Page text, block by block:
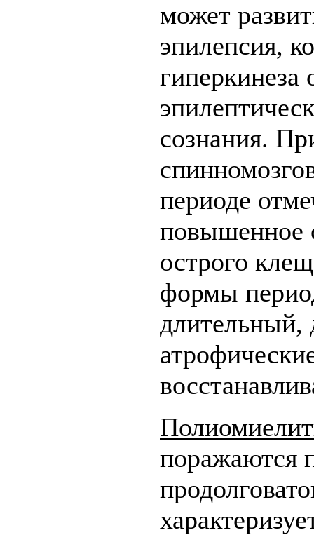
может
эпилепсия,
сознания.
периоде
повышенное
острого
формы
длительный,
поражаются